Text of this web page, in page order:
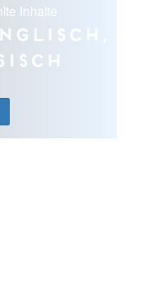
Inhalte